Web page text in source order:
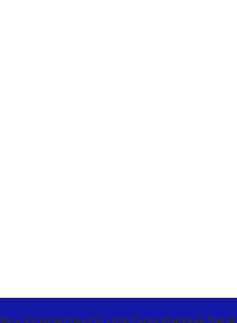
Generasi Inovatif yang Kerap Dianggap Rapuh